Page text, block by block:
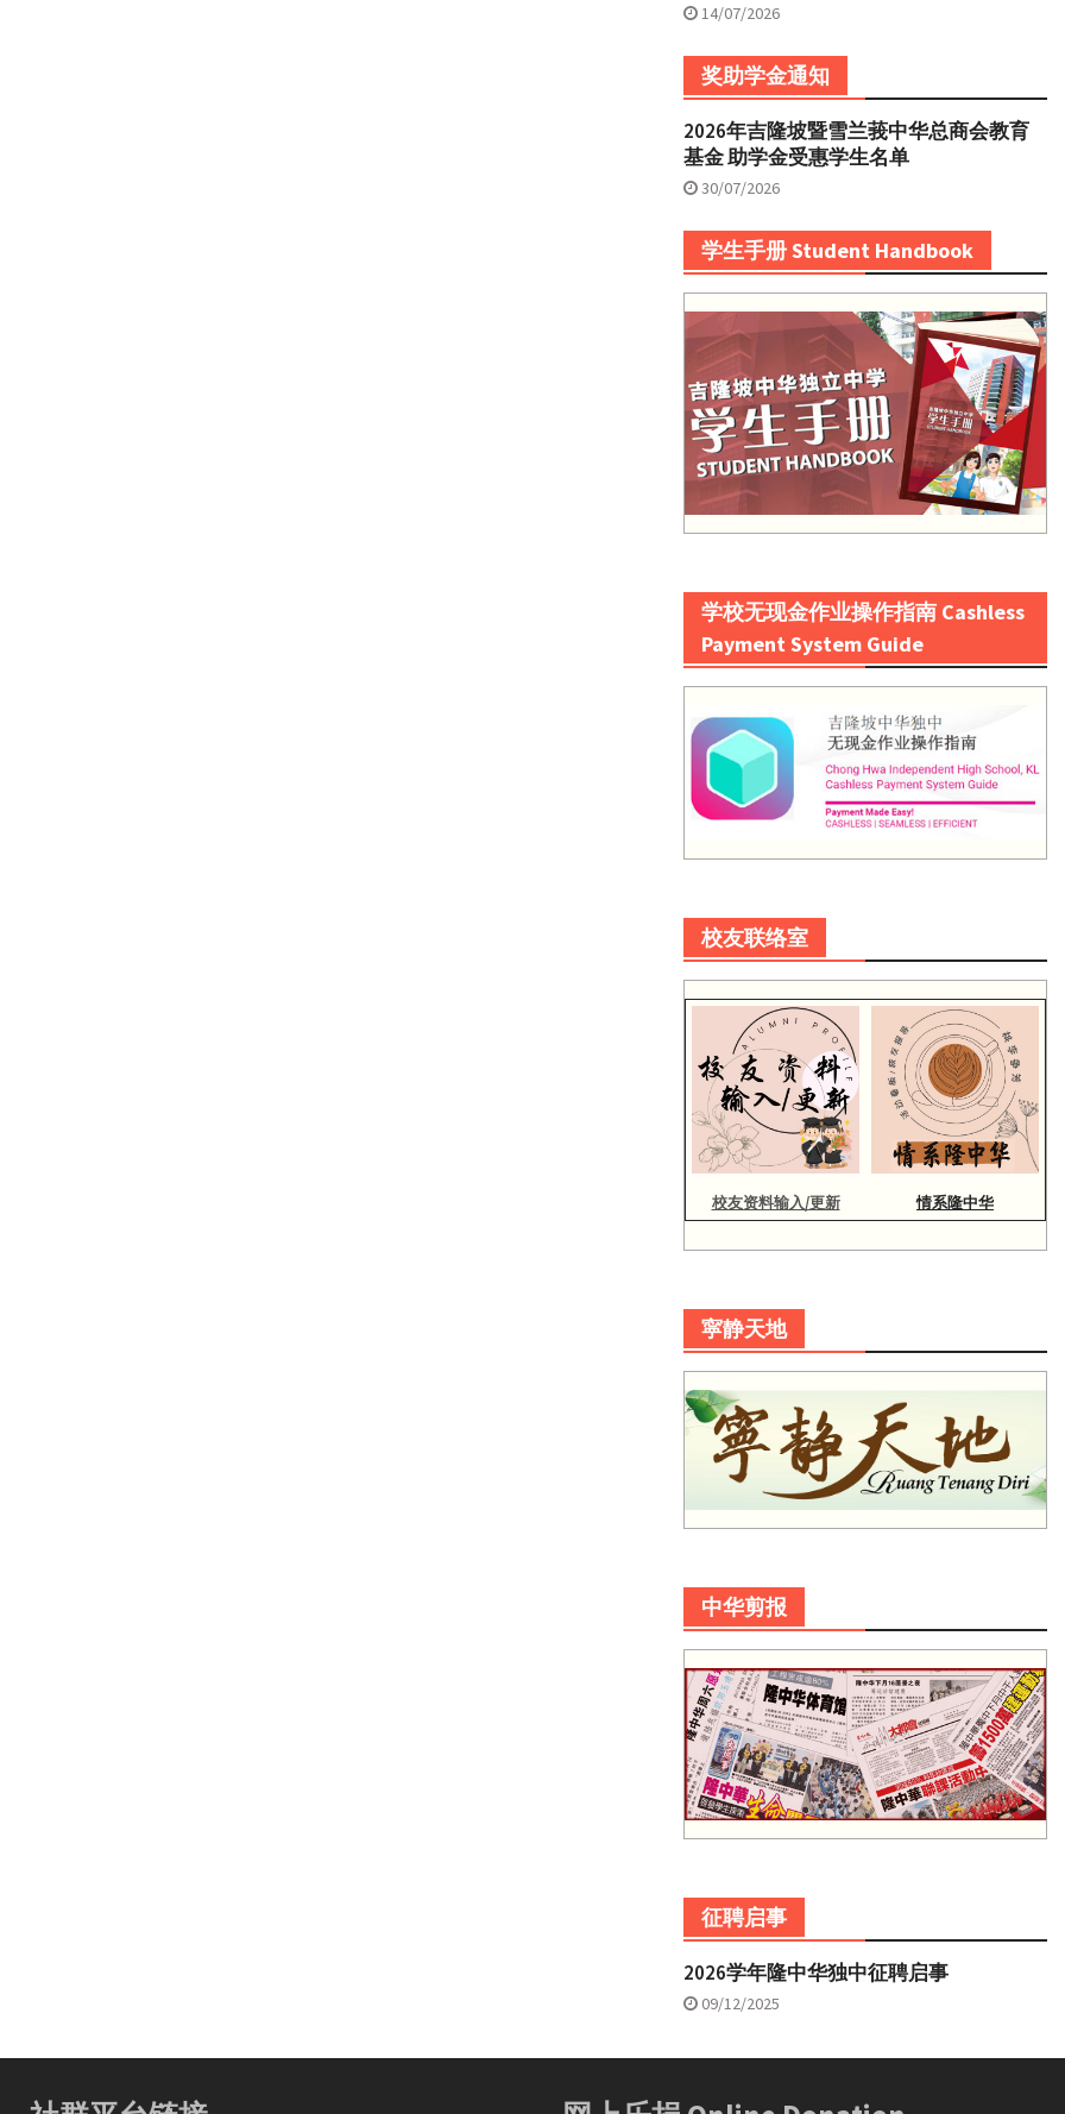
14/07/2026
奖助学金通知
2026年吉隆坡暨雪兰莪中华总商会教育
基金 助学金受惠学生名单
30/07/2026
学生手册 Student Handbook
学校无现金作业操作指南 Cashless
Payment System Guide
校友联络室
校友资料输入/更新 情系隆中华
寜静天地
中华剪报
征聘启事
2026学年隆中华独中征聘启事
09/12/2025